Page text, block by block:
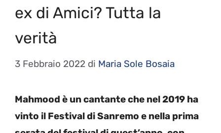
ex di Amici? Tutta la
verità
3 Febbraio 2022 di Maria Sole Bosaia
Mahmood è un cantante che nel 2019 ha
vinto il Festival di Sanremo e nella prima